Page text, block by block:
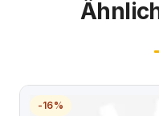
-16%